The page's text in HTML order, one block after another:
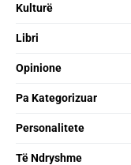
Kulturë
Libri
Opinione
Pa Kategorizuar
Personalitete
Të Ndryshme